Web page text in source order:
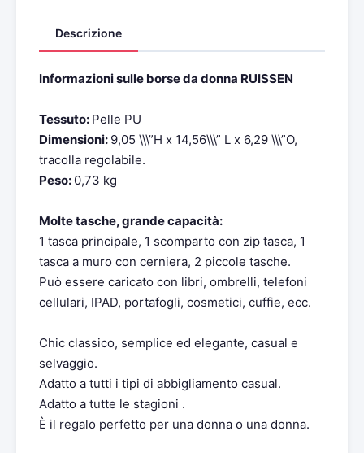
Descrizione
Informazioni sulle borse da donna RUISSEN
Tessuto: Pelle PU
Dimensioni: 9,05 \\\”H x 14,56\\\” L x 6,29 \\\”O,
tracolla regolabile.
Peso: 0,73 kg
Molte tasche, grande capacità:
1 tasca principale, 1 scomparto con zip tasca, 1
tasca a muro con cerniera, 2 piccole tasche.
Può essere caricato con libri, ombrelli, telefoni
cellulari, IPAD, portafogli, cosmetici, cuffie, ecc.
Chic classico, semplice ed elegante, casual e
selvaggio.
Adatto a tutti i tipi di abbigliamento casual.
Adatto a tutte le stagioni .
È il regalo perfetto per una donna o una donna.